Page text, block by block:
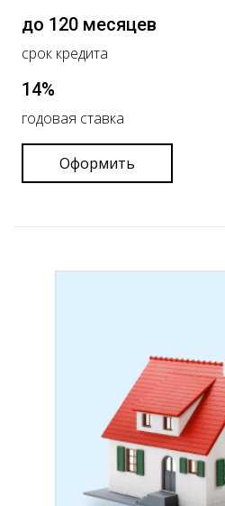
до 120 месяцев
срок кредита
14%
годовая ставка
Оформить